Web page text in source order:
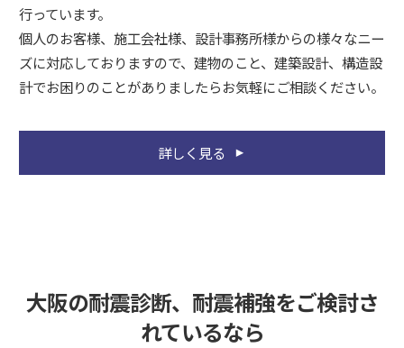
行っています。
個人のお客様、施工会社様、設計事務所様からの様々なニー
ズに対応しておりますので、建物のこと、建築設計、構造設
計でお困りのことがありましたらお気軽にご相談ください。
詳しく見る
大阪の耐震診断、耐震補強をご検討さ
れているなら